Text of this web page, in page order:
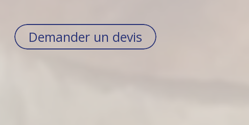
Demander un devis